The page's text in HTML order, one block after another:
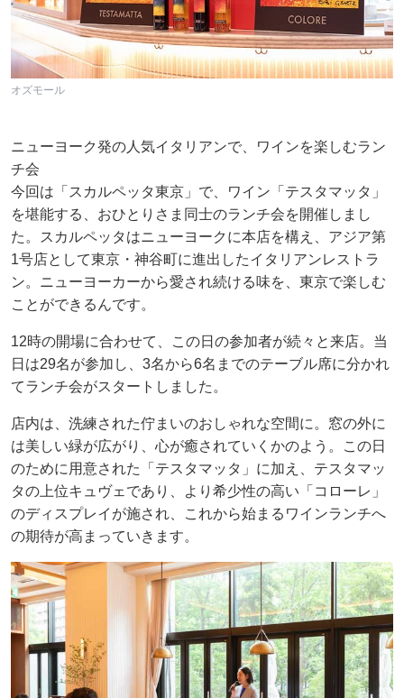
オズモール
ニューヨーク発の人気イタリアンで、ワインを楽しむラン
チ会
今回は「スカルペッタ東京」で、ワイン「テスタマッタ」
を堪能する、おひとりさま同士のランチ会を開催しまし
た。スカルペッタはニューヨークに本店を構え、アジア第
1号店として東京・神谷町に進出したイタリアンレストラ
ン。ニューヨーカーから愛され続ける味を、東京で楽しむ
ことができるんです。
12時の開場に合わせて、この日の参加者が続々と来店。当
日は29名が参加し、3名から6名までのテーブル席に分かれ
てランチ会がスタートしました。
店内は、洗練された佇まいのおしゃれな空間に。窓の外に
は美しい緑が広がり、心が癒されていくかのよう。この日
のために用意された「テスタマッタ」に加え、テスタマッ
タの上位キュヴェであり、より希少性の高い「コローレ」
のディスプレイが施され、これから始まるワインランチへ
の期待が高まっていきます。